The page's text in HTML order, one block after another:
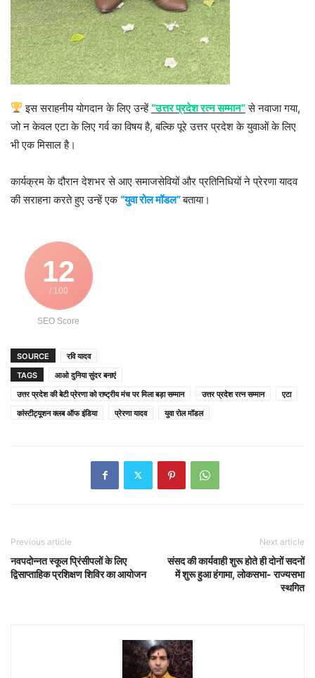
इस सराहनीय योगदान के लिए उन्हें“उत्तर प्रदेश रत्न सम्मान”से नवाजा गया,
जो न केवल एटा के लिए गर्व का विषय है, बल्कि पूरे उत्तर प्रदेश के युवाओं के लिए
भी एक मिसाल है।
कार्यक्रम के दौरान देशभर से आए समाजसेवियों और प्रतिनिधियों ने प्रेरणा यादव
की सराहना करते हुए उन्हें एक“युवा रोल मॉडल”बताया।
12
/ 100
SEO Score
SOURCE
रवि यादव
TAGS
आओ दुनिया सुंदर बनाएं
उत्तर प्रदेश की बेटी प्रेरणा को राष्ट्रीय मंच पर मिला बड़ा सम्मान
उत्तर प्रदेश रत्न सम्मान
एटा
कांस्टीट्यूशन क्लब ऑफ इंडिया
प्रेरणा यादव युवा रोल मॉडल
Previous article
नवपदोन्नत स्कूल प्रिंसीपलों के लिए
द्विसाप्ताहिक प्रशिक्षण शिविर का आयोजन
Next article
संसद की कार्यवाही शुरू होते ही दोनों सदनों
में शुरू हुआ हंगामा, लोकसभा- राज्यसभा
स्थगित